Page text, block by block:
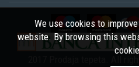
We use cookies to
website. By browsing this